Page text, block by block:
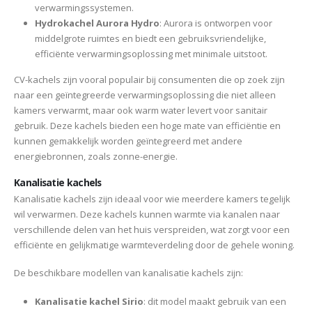
verwarmingssystemen.
Hydrokachel Aurora Hydro: Aurora is ontworpen voor
middelgrote ruimtes en biedt een gebruiksvriendelijke,
efficiënte verwarmingsoplossing met minimale uitstoot.
CV-kachels zijn vooral populair bij consumenten die op zoek zijn
naar een geïntegreerde verwarmingsoplossing die niet alleen
kamers verwarmt, maar ook warm water levert voor sanitair
gebruik. Deze kachels bieden een hoge mate van efficiëntie en
kunnen gemakkelijk worden geïntegreerd met andere
energiebronnen, zoals zonne-energie.
Kanalisatie kachels
Kanalisatie kachels zijn ideaal voor wie meerdere kamers tegelijk
wil verwarmen. Deze kachels kunnen warmte via kanalen naar
verschillende delen van het huis verspreiden, wat zorgt voor een
efficiënte en gelijkmatige warmteverdeling door de gehele woning.
De beschikbare modellen van kanalisatie kachels zijn:
Kanalisatie kachel Sirio: dit model maakt gebruik van een